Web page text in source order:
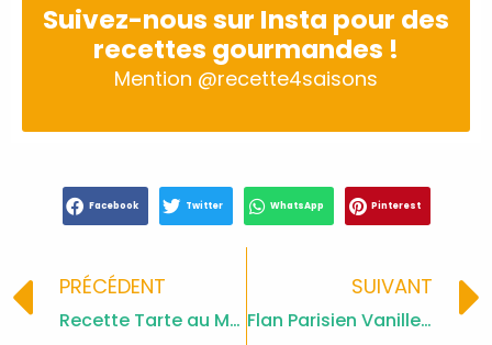
Suivez-nous sur Insta pour des
recettes gourmandes !
Mention @recette4saisons
Facebook Twitter WhatsApp Pinterest
Prev
PRÉCÉDENT
Recette Tarte au Mètre Fraises Chocolat
SUIVANT
Flan Parisien Vanille: Recette Gourmande Jacques Genin